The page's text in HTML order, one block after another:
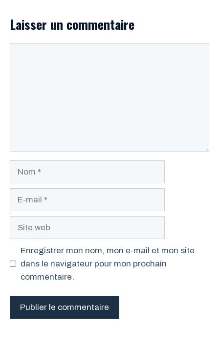
Laisser un commentaire
Enregistrer mon nom, mon e-mail et mon site
dans le navigateur pour mon prochain
commentaire.